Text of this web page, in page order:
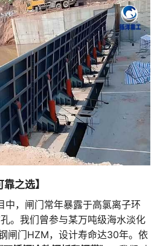
之选】
中，闸门常年暴露于高氯离子环
。我们曾参与某万吨级海水淡化
闸门HZM，设计寿命达30年。依